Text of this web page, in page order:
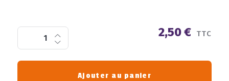
2,50 € TTC
Ajouter au panier